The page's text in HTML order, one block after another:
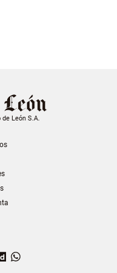
León S.A.
Dailymotion